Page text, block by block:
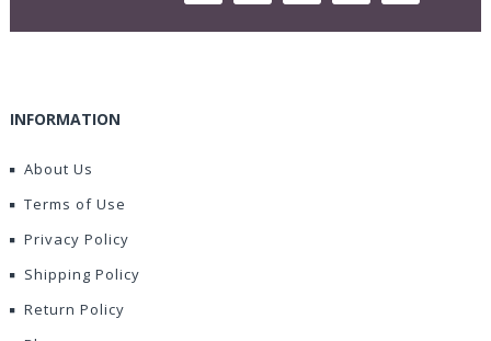
INFORMATION
About Us
Terms of Use
Privacy Policy
Shipping Policy
Return Policy